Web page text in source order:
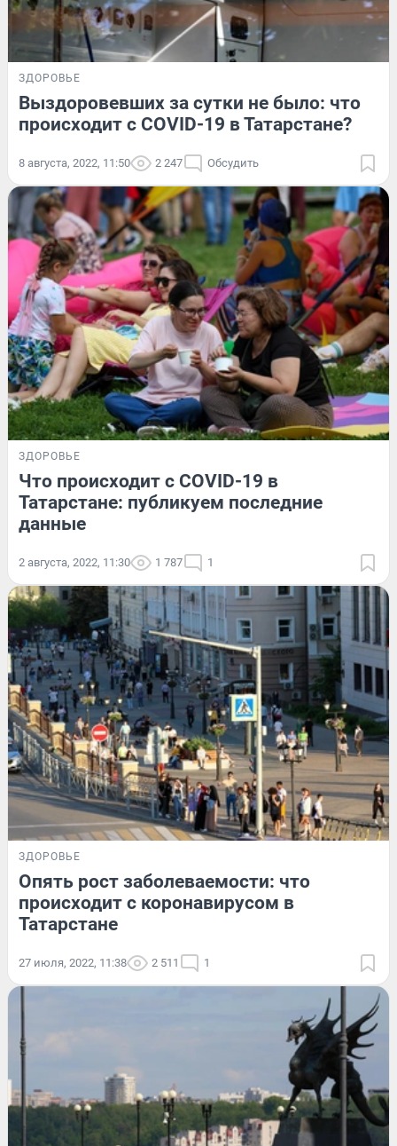
ЗДОРОВЬЕ
Выздоровевших за сутки не было: что
происходит с COVID-19 в Татарстане?
8 августа, 2022, 11:50 2 247 Обсудить
ЗДОРОВЬЕ
Что происходит с COVID-19 в
Татарстане: публикуем последние
данные
2 августа, 2022, 11:30 1 787 1
ЗДОРОВЬЕ
Опять рост заболеваемости: что
происходит с коронавирусом в
Татарстане
27 июля, 2022, 11:38 2 511 1